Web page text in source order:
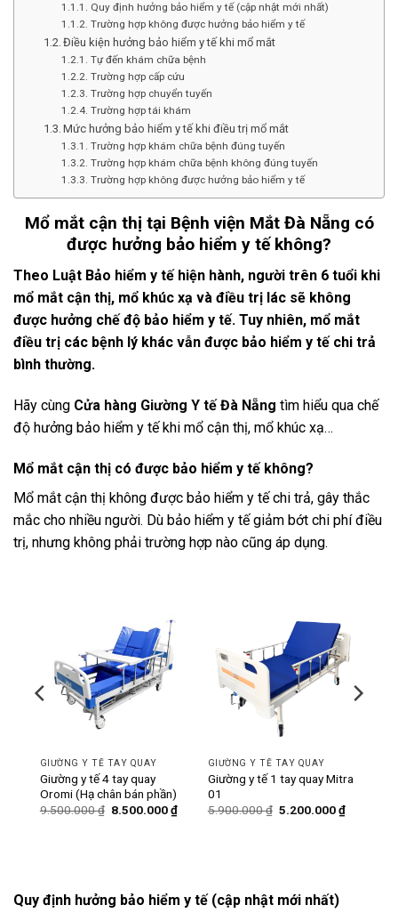
Quy định hưởng bảo hiểm y tế (cập nhật mới nhất)
Trường hợp không được hưởng bảo hiểm y tế
Điều kiện hưởng bảo hiểm y tế khi mổ mắt
Tự đến khám chữa bệnh
Trường hợp cấp cứu
Trường hợp chuyển tuyến
Trường hợp tái khám
Mức hưởng bảo hiểm y tế khi điều trị mổ mắt
Trường hợp khám chữa bệnh đúng tuyến
Trường hợp khám chữa bệnh không đúng tuyến
Trường hợp không được hưởng bảo hiểm y tế
Mổ mắt cận thị tại Bệnh viện Mắt Đà Nẵng có
được hưởng bảo hiểm y tế không?
Theo Luật Bảo hiểm y tế hiện hành, người trên 6 tuổi khi
mổ mắt cận thị, mổ khúc xạ và điều trị lác sẽ không
được hưởng chế độ bảo hiểm y tế. Tuy nhiên, mổ mắt
điều trị các bệnh lý khác vẫn được bảo hiểm y tế chi trả
bình thường.
Hãy cùng Cửa hàng Giường Y tế Đà Nẵng tìm hiểu qua chế
độ hưởng bảo hiểm y tế khi mổ cận thị, mổ khúc xạ…
Mổ mắt cận thị có được bảo hiểm y tế không?
Mổ mắt cận thị không được bảo hiểm y tế chi trả, gây thắc
mắc cho nhiều người. Dù bảo hiểm y tế giảm bớt chi phí điều
trị, nhưng không phải trường hợp nào cũng áp dụng.
GIƯỜNG Y TẾ TAY QUAY
Giường y tế 4 tay quay
Oromi (Hạ chân bán phần)
9.500.000₫ Giá
8.500.000₫Giá
hiện
GIƯỜNG Y TẾ TAY QUAY
Giường y tế 1 tay quay Mitra
01
5.900.000₫ Giá
5.200.000₫Giá
hiện
Quy định hưởng bảo hiểm y tế (cập nhật mới nhất)